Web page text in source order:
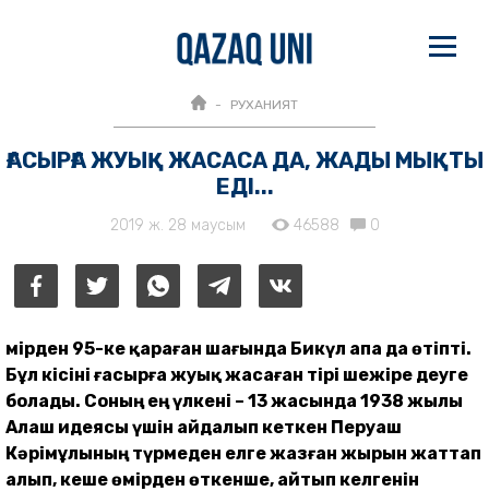
РУХАНИЯТ
ҒАСЫРҒА ЖУЫҚ ЖАСАСА ДА, ЖАДЫ МЫҚТЫ
ЕДІ...
2019 ж. 28 маусым 46588 0
Өмірден 95-ке қараған шағында Бикүл апа да өтіпті.
Бұл кісіні ғасырға жуық жасаған тірі шежіре деуге
болады. Соның ең үлкені – 13 жасында 1938 жылы
Алаш идеясы үшін айдалып кеткен Перуаш
Кәрімұлының түрмеден елге жазған жырын жаттап
алып, кеше өмірден өткенше, айтып келгенін